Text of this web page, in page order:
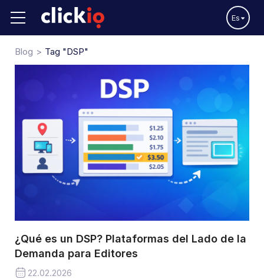
Es
Blog Tag "DSP"
¿Qué es un DSP? Plataformas del Lado de la
Demanda para Editores
22.02.2026